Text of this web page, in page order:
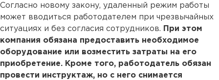
Согласно новому закону, удаленный режим работы
может вводиться работодателем при чрезвычайных
ситуациях и без согласия сотрудников. При этом
компания обязана предоставить необходимое
оборудование или возместить затраты на его
приобретение. Кроме того, работодатель обязан
провести инструктаж, но с него снимается